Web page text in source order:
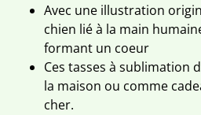
Avec une illustration
chien lié à la main
formant un coeur
Ces tasses à sublimation
la maison ou comme
cher.